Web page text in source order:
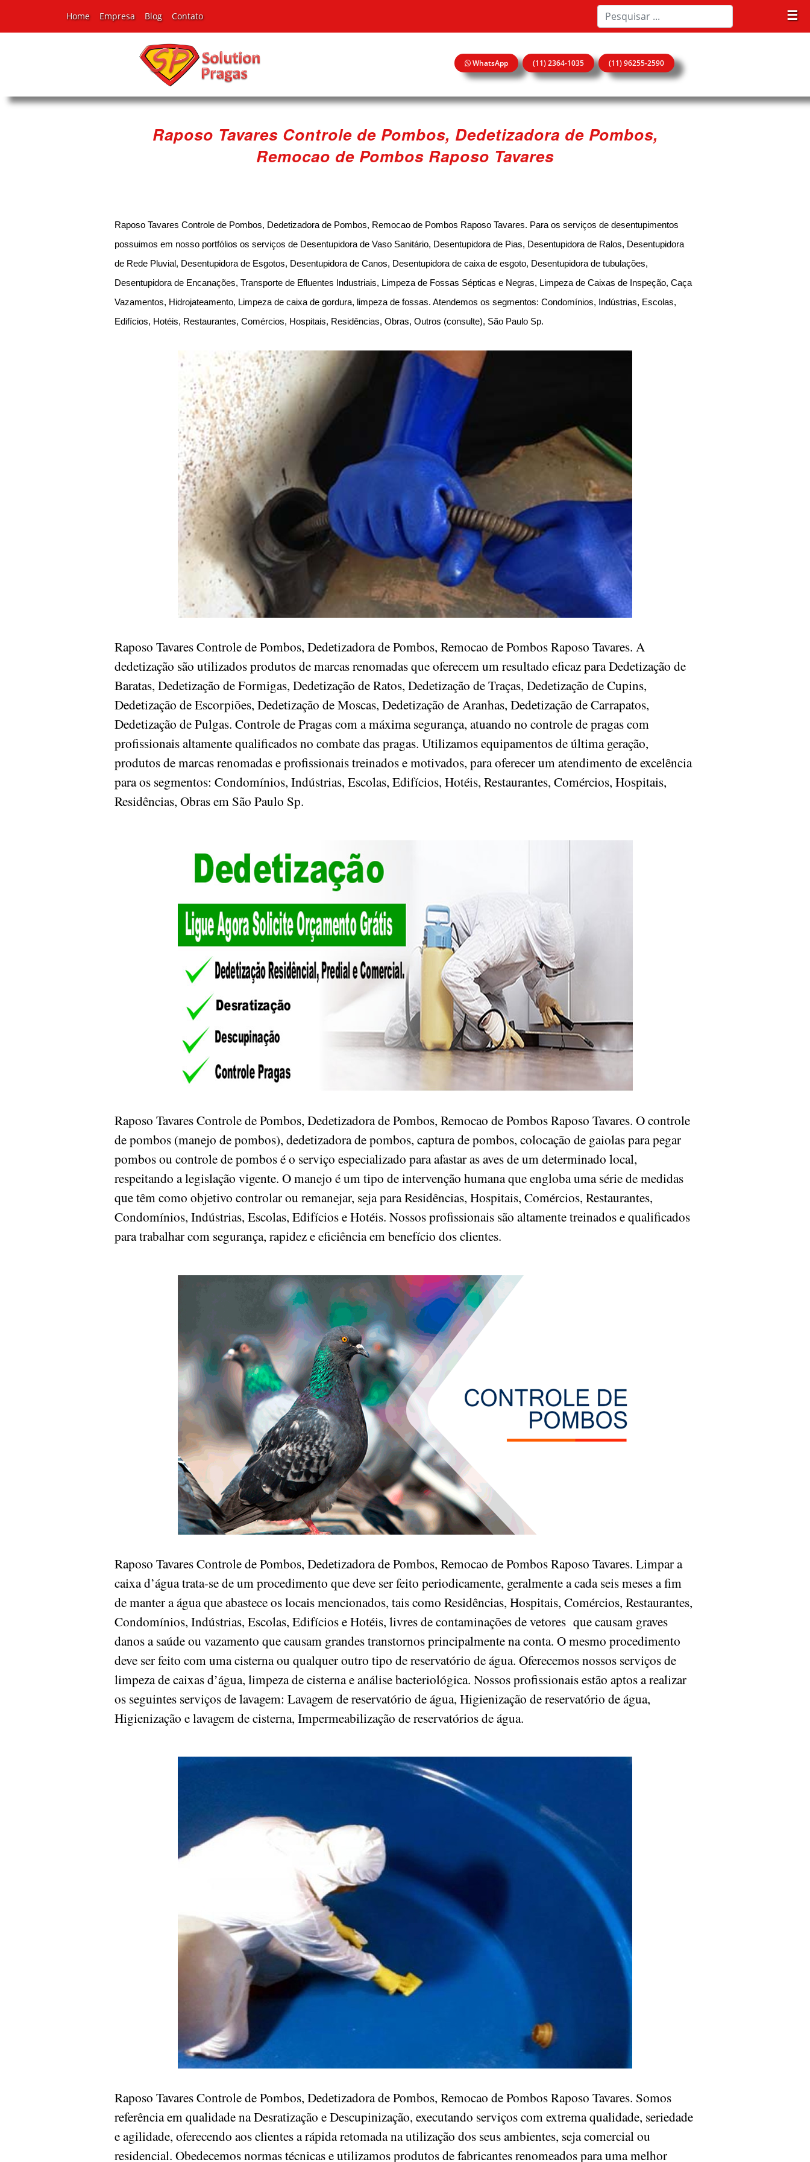
☰
Home Empresa Blog Contato
WhatsApp (11) 2364-1035 (11) 96255-2590
Raposo Tavares Controle de Pombos, Dedetizadora de Pombos,
Remocao de Pombos Raposo Tavares
Raposo Tavares Controle de Pombos, Dedetizadora de Pombos, Remocao de Pombos Raposo Tavares. Para os serviços de desentupimentos
possuimos em nosso portfólios os serviços de Desentupidora de Vaso Sanitário, Desentupidora de Pias, Desentupidora de Ralos, Desentupidora
de Rede Pluvial, Desentupidora de Esgotos, Desentupidora de Canos, Desentupidora de caixa de esgoto, Desentupidora de tubulações,
Desentupidora de Encanações, Transporte de Efluentes Industriais, Limpeza de Fossas Sépticas e Negras, Limpeza de Caixas de Inspeção, Caça
Vazamentos, Hidrojateamento, Limpeza de caixa de gordura, limpeza de fossas. Atendemos os segmentos: Condomínios, Indústrias, Escolas,
Edifícios, Hotéis, Restaurantes, Comércios, Hospitais, Residências, Obras, Outros (consulte), São Paulo Sp.
Raposo Tavares Controle de Pombos, Dedetizadora de Pombos, Remocao de Pombos Raposo Tavares. A
dedetização são utilizados produtos de marcas renomadas que oferecem um resultado eficaz para Dedetização de
Baratas, Dedetização de Formigas, Dedetização de Ratos, Dedetização de Traças, Dedetização de Cupins,
Dedetização de Escorpiões, Dedetização de Moscas, Dedetização de Aranhas, Dedetização de Carrapatos,
Dedetização de Pulgas. Controle de Pragas com a máxima segurança, atuando no controle de pragas com
profissionais altamente qualificados no combate das pragas. Utilizamos equipamentos de última geração,
produtos de marcas renomadas e profissionais treinados e motivados, para oferecer um atendimento de excelência
para os segmentos: Condomínios, Indústrias, Escolas, Edifícios, Hotéis, Restaurantes, Comércios, Hospitais,
Residências, Obras em São Paulo Sp.
Raposo Tavares Controle de Pombos, Dedetizadora de Pombos, Remocao de Pombos Raposo Tavares. O controle
de pombos (manejo de pombos), dedetizadora de pombos, captura de pombos, colocação de gaiolas para pegar
pombos ou controle de pombos é o serviço especializado para afastar as aves de um determinado local,
respeitando a legislação vigente. O manejo é um tipo de intervenção humana que engloba uma série de medidas
que têm como objetivo controlar ou remanejar, seja para Residências, Hospitais, Comércios, Restaurantes,
Condomínios, Indústrias, Escolas, Edifícios e Hotéis. Nossos profissionais são altamente treinados e qualificados
para trabalhar com segurança, rapidez e eficiência em benefício dos clientes.
Raposo Tavares Controle de Pombos, Dedetizadora de Pombos, Remocao de Pombos Raposo Tavares. Limpar a
caixa d’água trata-se de um procedimento que deve ser feito periodicamente, geralmente a cada seis meses a fim
de manter a água que abastece os locais mencionados, tais como Residências, Hospitais, Comércios, Restaurantes,
Condomínios, Indústrias, Escolas, Edifícios e Hotéis, livres de contaminações de vetores que causam graves
danos a saúde ou vazamento que causam grandes transtornos principalmente na conta. O mesmo procedimento
deve ser feito com uma cisterna ou qualquer outro tipo de reservatório de água. Oferecemos nossos serviços de
limpeza de caixas d’água, limpeza de cisterna e análise bacteriológica. Nossos profissionais estão aptos a realizar
os seguintes serviços de lavagem: Lavagem de reservatório de água, Higienização de reservatório de água,
Higienização e lavagem de cisterna, Impermeabilização de reservatórios de água.
Raposo Tavares Controle de Pombos, Dedetizadora de Pombos, Remocao de Pombos Raposo Tavares. Somos
referência em qualidade na Desratização e Descupinização, executando serviços com extrema qualidade, seriedade
e agilidade, oferecendo aos clientes a rápida retomada na utilização dos seus ambientes, seja comercial ou
residencial. Obedecemos normas técnicas e utilizamos produtos de fabricantes renomeados para uma melhor